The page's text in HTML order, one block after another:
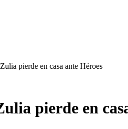
pierde en casa ante Héroes
pierde en